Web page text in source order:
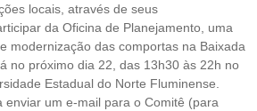
locais, através de seus
da Oficina de Planejamento, uma
modernização das comportas na Baixada
no próximo dia 22, das 13h30 às 22h no
Estadual do Norte Fluminense.
enviar um e-mail para o Comitê (para